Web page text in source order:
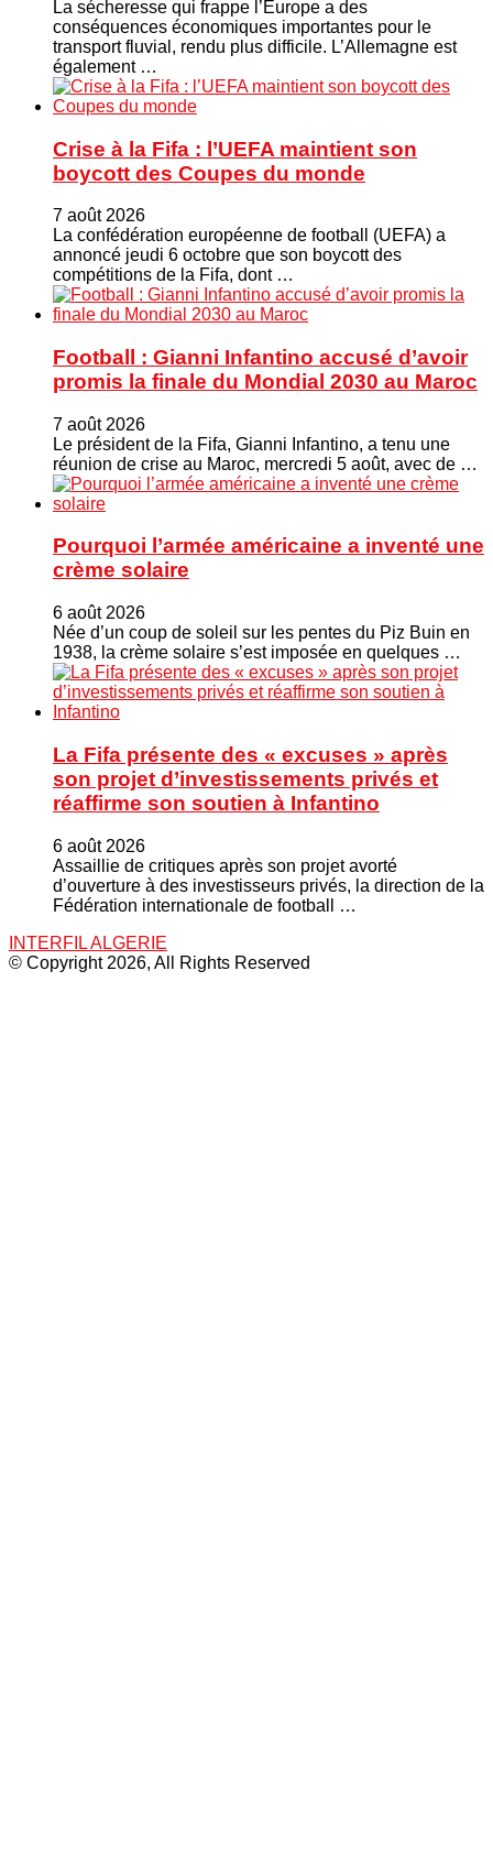
La sécheresse qui frappe l’Europe a des
conséquences économiques importantes pour le
transport fluvial, rendu plus difficile. L’Allemagne est
également …
Crise à la Fifa : l’UEFA maintient son
boycott des Coupes du monde
7 août 2026
La confédération européenne de football (UEFA) a
annoncé jeudi 6 octobre que son boycott des
compétitions de la Fifa, dont …
Football : Gianni Infantino accusé d’avoir
promis la finale du Mondial 2030 au Maroc
7 août 2026
Le président de la Fifa, Gianni Infantino, a tenu une
réunion de crise au Maroc, mercredi 5 août, avec de …
Pourquoi l’armée américaine a inventé une
crème solaire
6 août 2026
Née d’un coup de soleil sur les pentes du Piz Buin en
1938, la crème solaire s’est imposée en quelques …
La Fifa présente des « excuses » après
son projet d’investissements privés et
réaffirme son soutien à Infantino
6 août 2026
Assaillie de critiques après son projet avorté
d’ouverture à des investisseurs privés, la direction de la
Fédération internationale de football …
INTERFIL ALGERIE
© Copyright 2026, All Rights Reserved